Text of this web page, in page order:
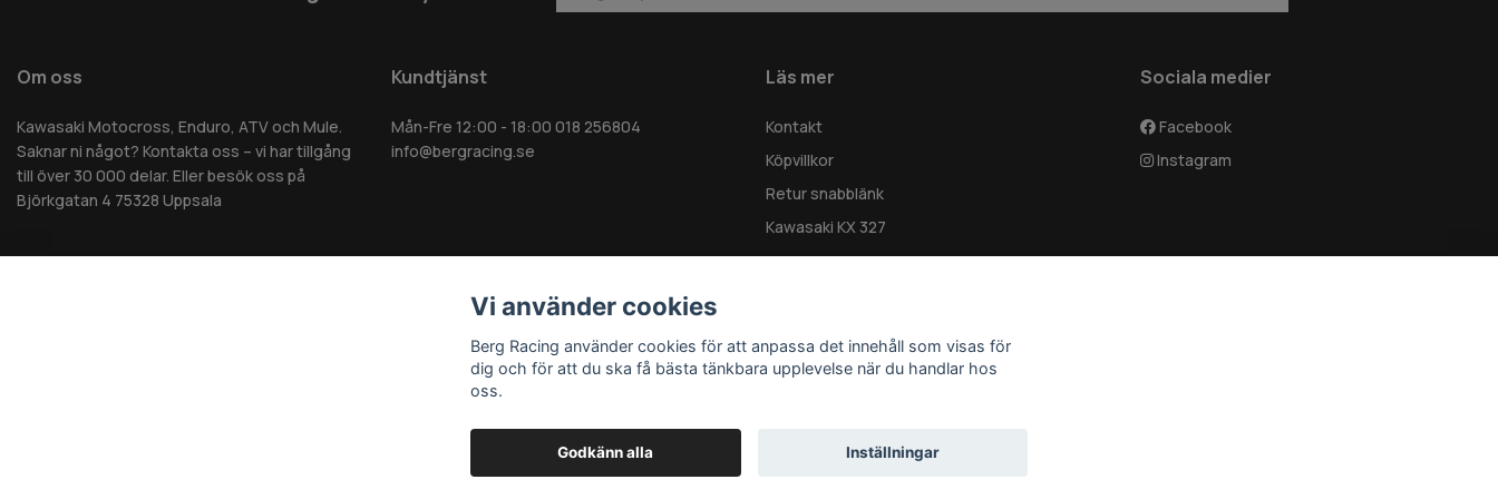
Om oss
Kawasaki Motocross, Enduro, ATV och Mule.
Saknar ni något? Kontakta oss – vi har tillgång
till över 30 000 delar. Eller besök oss på
Björkgatan 4 75328 Uppsala
Kundtjänst
Mån-Fre 12:00 - 18:00 018 256804
info@bergracing.se
Läs mer
Kontakt
Köpvillkor
Retur snabblänk
Kawasaki KX 327
Sociala medier
Facebook
Instagram
Vi använder cookies
Berg Racing använder cookies för att anpassa det innehåll som visas för
dig och för att du ska få bästa tänkbara upplevelse när du handlar hos
oss.
Godkänn alla Inställningar